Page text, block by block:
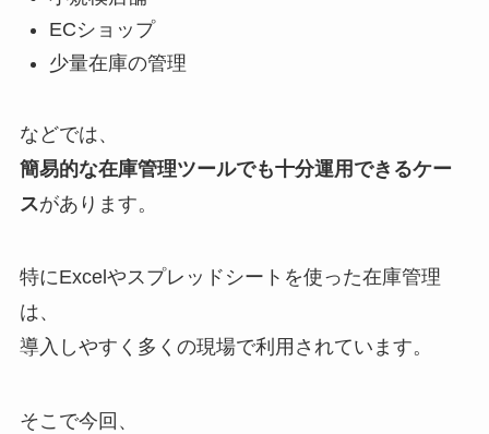
ECショップ
少量在庫の管理
などでは、
簡易的な在庫管理ツールでも十分運用できるケー
スがあります。
特にExcelやスプレッドシートを使った在庫管理
は、
導入しやすく多くの現場で利用されています。
そこで今回、